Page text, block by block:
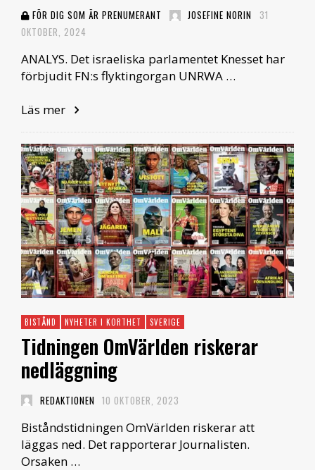
FÖR DIG SOM ÄR PRENUMERANT JOSEFINE NORIN
31
OKTOBER, 2024
ANALYS. Det israeliska parlamentet Knesset har
förbjudit FN:s flyktingorgan UNRWA …
Läs mer
BISTÅND NYHETER I KORTHET SVERIGE
Tidningen OmVärlden riskerar
nedläggning
REDAKTIONEN 10 OKTOBER, 2023
Biståndstidningen OmVärlden riskerar att
läggas ned. Det rapporterar Journalisten.
Orsaken …